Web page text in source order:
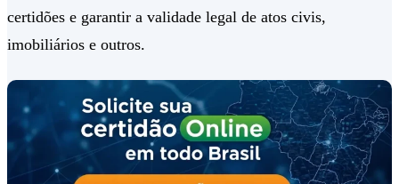
certidões e garantir a validade legal de atos civis,
imobiliários e outros.